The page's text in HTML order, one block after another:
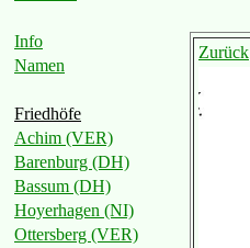
Info
Namen
Friedhöfe
Achim (VER)
Barenburg (DH)
Bassum (DH)
Hoyerhagen (NI)
Ottersberg (VER)
Zurück